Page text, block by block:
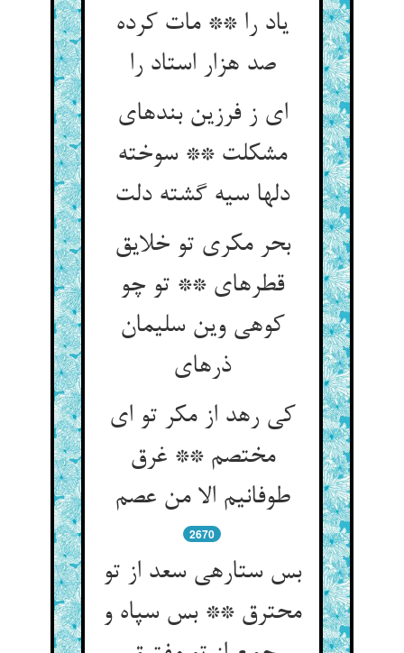
یاد را ** مات کرده
صد هزار استاد را
ای ز فرزین بندهای
مشکلت ** سوخته
دلها سیه گشته دلت‏
بحر مکری تو خلایق
قطره‏ای ** تو چو
کوهی وین سلیمان
ذره‏ای‏
کی رهد از مکر تو ای
مختصم ** غرق
طوفانیم الا من عصم‏
2670
بس ستاره‏ی سعد از تو
محترق ** بس سپاه و